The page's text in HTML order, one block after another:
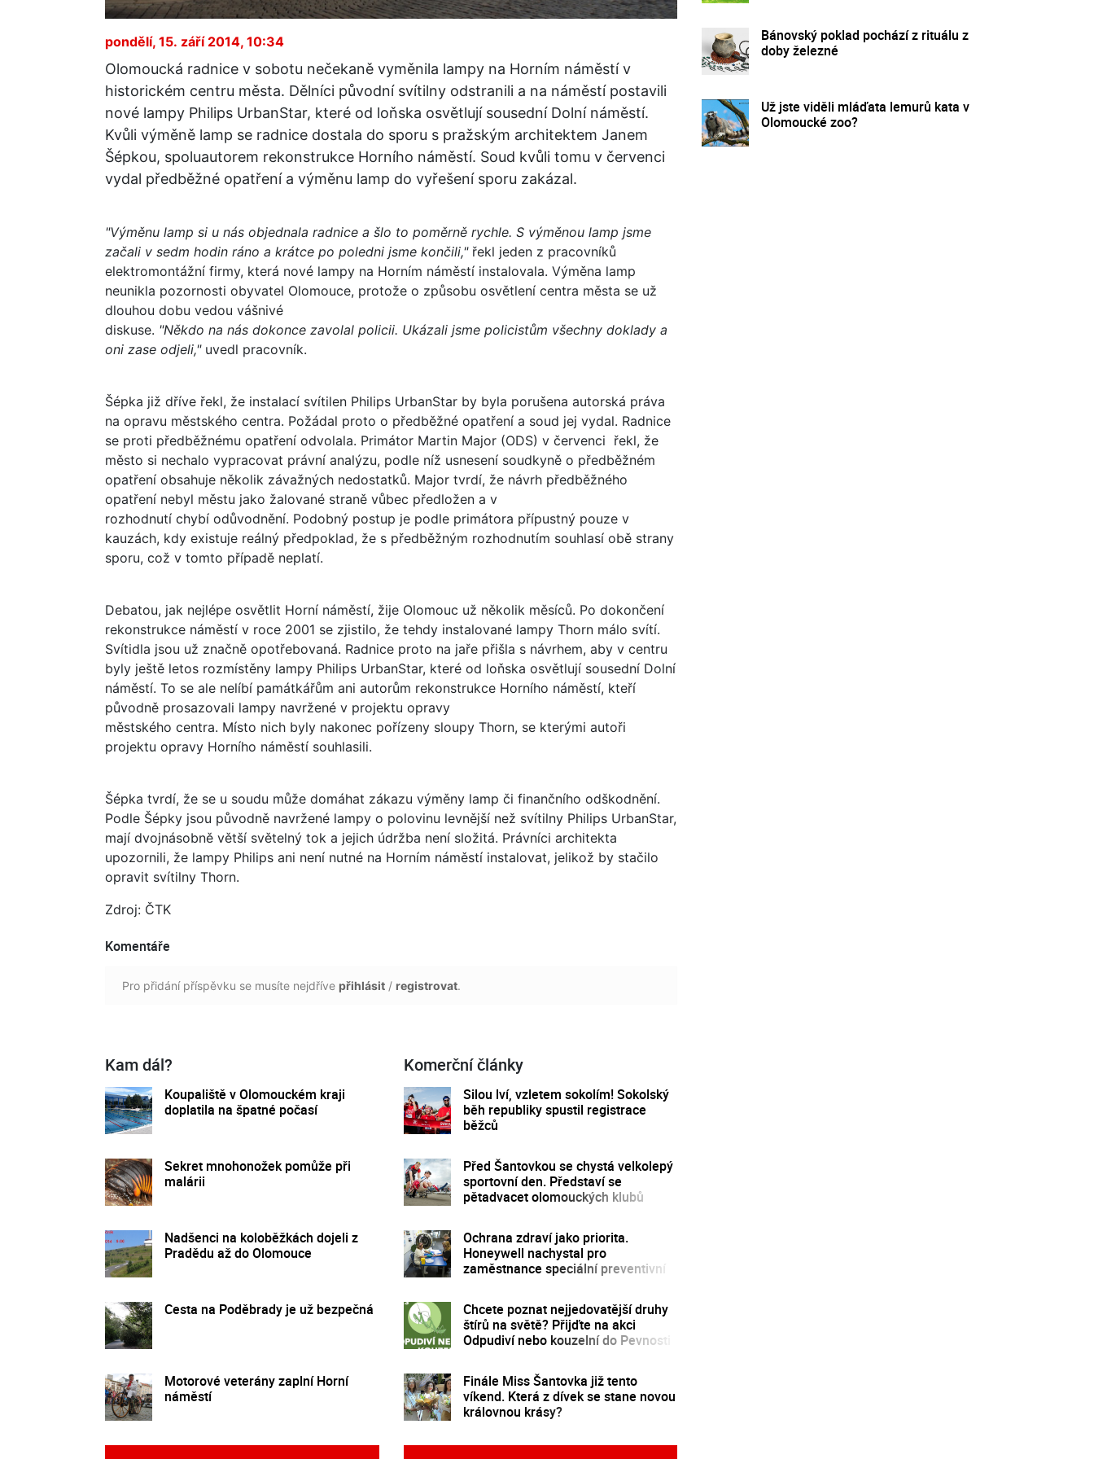
pondělí, 15. září 2014, 10:34
Olomoucká radnice v sobotu nečekaně vyměnila lampy na Horním náměstí v
historickém centru města. Dělníci původní svítilny odstranili a na náměstí postavili
nové lampy Philips UrbanStar, které od loňska osvětlují sousední Dolní náměstí.
Kvůli výměně lamp se radnice dostala do sporu s pražským architektem Janem
Šépkou, spoluautorem rekonstrukce Horního náměstí. Soud kvůli tomu v červenci
vydal předběžné opatření a výměnu lamp do vyřešení sporu zakázal.
"Výměnu lamp si u nás objednala radnice a šlo to poměrně rychle. S výměnou lamp jsme
začali v sedm hodin ráno a krátce po poledni jsme končili,"řekl jeden z pracovníků
elektromontážní firmy, která nové lampy na Horním náměstí instalovala. Výměna lamp
neunikla pozornosti obyvatel Olomouce, protože o způsobu osvětlení centra města se už
dlouhou dobu vedou vášnivé
diskuse. "Někdo na nás dokonce zavolal policii. Ukázali jsme policistům všechny doklady a
oni zase odjeli,"uvedl pracovník.
Šépka již dříve řekl, že instalací svítilen Philips UrbanStar by byla porušena autorská práva
na opravu městského centra. Požádal proto o předběžné opatření a soud jej vydal. Radnice
se proti předběžnému opatření odvolala. Primátor Martin Major (ODS) v červenci řekl, že
město si nechalo vypracovat právní analýzu, podle níž usnesení soudkyně o předběžném
opatření obsahuje několik závažných nedostatků. Major tvrdí, že návrh předběžného
opatření nebyl městu jako žalované straně vůbec předložen a v
rozhodnutí chybí odůvodnění. Podobný postup je podle primátora přípustný pouze v
kauzách, kdy existuje reálný předpoklad, že s předběžným rozhodnutím souhlasí obě strany
sporu, což v tomto případě neplatí.
Debatou, jak nejlépe osvětlit Horní náměstí, žije Olomouc už několik měsíců. Po dokončení
rekonstrukce náměstí v roce 2001 se zjistilo, že tehdy instalované lampy Thorn málo svítí.
Svítidla jsou už značně opotřebovaná. Radnice proto na jaře přišla s návrhem, aby v centru
byly ještě letos rozmístěny lampy Philips UrbanStar, které od loňska osvětlují sousední Dolní
náměstí. To se ale nelíbí památkářům ani autorům rekonstrukce Horního náměstí, kteří
původně prosazovali lampy navržené v projektu opravy
městského centra. Místo nich byly nakonec pořízeny sloupy Thorn, se kterými autoři
projektu opravy Horního náměstí souhlasili.
Šépka tvrdí, že se u soudu může domáhat zákazu výměny lamp či finančního odškodnění.
Podle Šépky jsou původně navržené lampy o polovinu levnější než svítilny Philips UrbanStar,
mají dvojnásobně větší světelný tok a jejich údržba není složitá. Právníci architekta
upozornili, že lampy Philips ani není nutné na Horním náměstí instalovat, jelikož by stačilo
opravit svítilny Thorn.
Zdroj: ČTK
Komentáře
Pro přidání příspěvku se musíte nejdříve přihlásit / registrovat.
Kam dál?
Koupaliště v Olomouckém kraji
doplatila na špatné počasí
Sekret mnohonožek pomůže při
malárii
Nadšenci na koloběžkách dojeli z
Pradědu až do Olomouce
Cesta na Poděbrady je už bezpečná
Motorové veterány zaplní Horní
náměstí
Komerční články
Silou lví, vzletem sokolím! Sokolský
běh republiky spustil registrace
běžců
Před Šantovkou se chystá velkolepý
sportovní den. Představí se
pětadvacet olomouckých klubů
Ochrana zdraví jako priorita.
Honeywell nachystal pro
zaměstnance speciální preventivní
Chcete poznat nejjedovatější druhy
štírů na světě? Přijďte na akci
Odpudiví nebo kouzelní do Pevnosti
Finále Miss Šantovka již tento
víkend. Která z dívek se stane novou
královnou krásy?
Bánovský poklad pochází z rituálu z
doby železné
Už jste viděli mláďata lemurů kata v
Olomoucké zoo?